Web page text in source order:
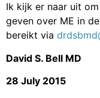
Ik kijk er naar uit
geven over ME in
bereikt via
David S. Bell MD
28 July 2015